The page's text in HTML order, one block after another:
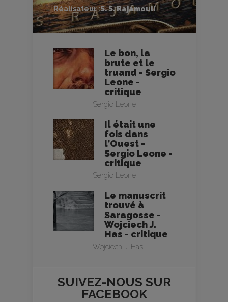
Réalisateur :S. S. Rajamouli
Le bon, la
brute et le
truand - Sergio
Leone -
critique
Sergio Leone
Il était une
fois dans
l’Ouest -
Sergio Leone -
critique
Sergio Leone
Le manuscrit
trouvé à
Saragosse -
Wojciech J.
Has - critique
Wojciech J. Has
SUIVEZ-NOUS SUR
FACEBOOK